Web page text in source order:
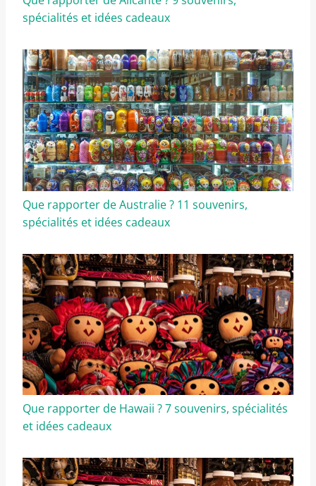
spécialités et idées cadeaux
Que rapporter de Australie ? 11 souvenirs,
spécialités et idées cadeaux
Que rapporter de Hawaii ? 7 souvenirs, spécialités
et idées cadeaux